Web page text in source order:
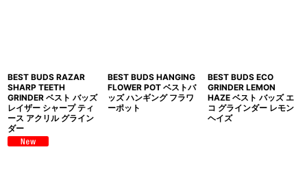
BEST BUDS RAZAR
SHARP TEETH
GRINDER ベスト バッズ
レイザー シャープ ティ
ース アクリル グライン
ダー
BEST BUDS HANGING
FLOWER POT ベストバ
ッズ ハンギング フラワ
ーポット
BEST BUDS ECO
GRINDER LEMON
HAZE ベスト バッズ エ
コ グラインダー レモン
ヘイズ